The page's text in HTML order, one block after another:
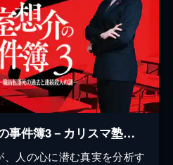
精神分析医 氷室想介の事件簿3－カリスマ塾長の闇…職員転落死の過去と連続殺人の謎－
人の心に潜む真実を分析す